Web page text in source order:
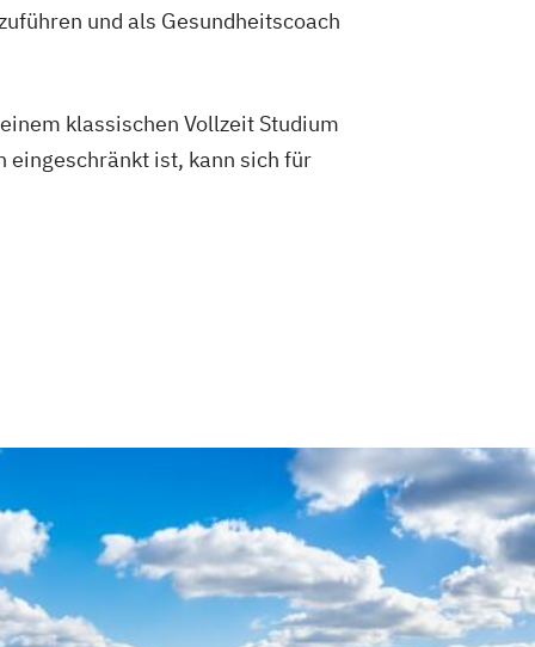
und als Gesundheitscoach
klassischen Vollzeit Studium
eingeschränkt ist, kann sich für